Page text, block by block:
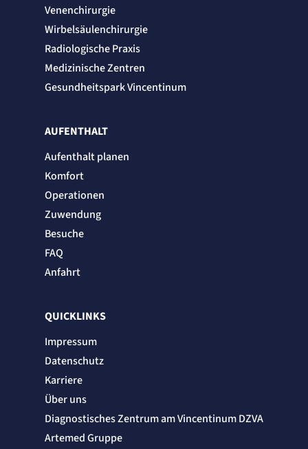
Venenchirurgie
Wirbelsäulenchirurgie
Radiologische Praxis
Medizinische Zentren
Gesundheitspark Vincentinum
AUFENTHALT
Aufenthalt planen
Komfort
Operationen
Zuwendung
Besuche
FAQ
Anfahrt
QUICKLINKS
Impressum
Datenschutz
Karriere
Über uns
Diagnostisches Zentrum am Vincentinum DZVA
Artemed Gruppe
Zweck:
Cookie Laufzeit:
480 Tage
etracker Analytics
Anbieter:
etracker GmbH
Zweck:
Erkennung, ob bei dem Besucher die Scrolltiefe gemessen wird.
Cookie Laufzeit:
STELLENANGEBOTE
SmartRecruiters
Name:
OptanonConsent, datadome, __cf_bm u.A.
Zweck:
Stellenangebote anzeigen zu können.
535 Tage